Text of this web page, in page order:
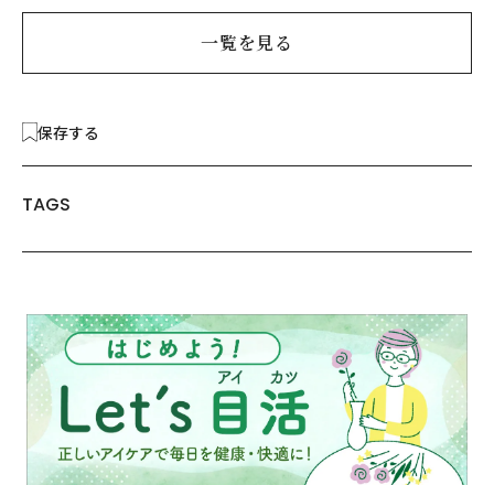
一覧を見る
保存する
TAGS